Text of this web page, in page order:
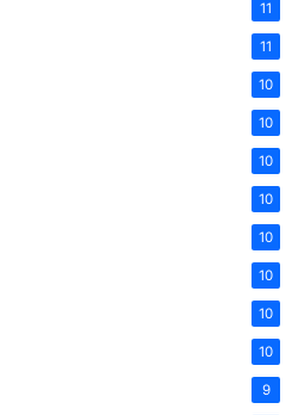
11
11
10
10
10
10
10
10
10
10
9